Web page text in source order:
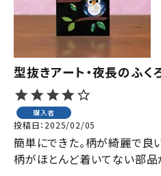
型抜きアート・夜長のふく
購入者
投稿日 2025/02/05
簡単にできた。柄が綺麗で良
柄がほとんど着いてない部品